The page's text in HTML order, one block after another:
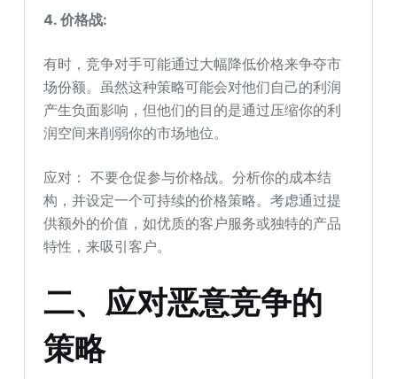
4. 价格战:
有时，竞争对手可能通过大幅降低价格来争夺市
场份额。虽然这种策略可能会对他们自己的利润
产生负面影响，但他们的目的是通过压缩你的利
润空间来削弱你的市场地位。
应对： 不要仓促参与价格战。分析你的成本结
构，并设定一个可持续的价格策略。考虑通过提
供额外的价值，如优质的客户服务或独特的产品
特性，来吸引客户。
二、应对恶意竞争的
策略